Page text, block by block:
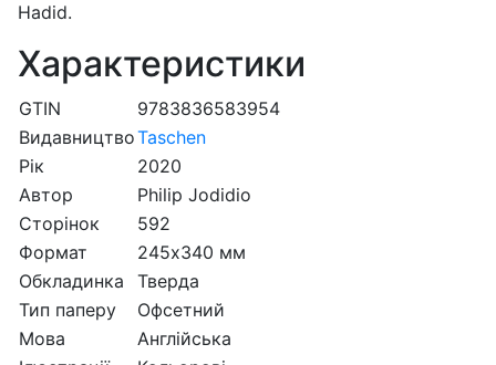
Hadid.
Характеристики
GTIN
9783836583954
ВидавництвоTaschen
Рік
2020
Автор
Philip Jodidio
Сторінок
592
Формат
245х340 мм
Обкладинка
Тверда
Тип паперу
Офсетний
Мова
Англійська